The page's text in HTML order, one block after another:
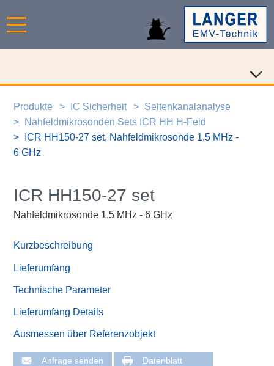
Produkte IC Sicherheit
Seitenkanalanalyse
Nahfeldmikrosonden Sets ICR HH H-Feld
ICR HH150-27 set, Nahfeldmikrosonde 1,5 MHz -
6 GHz
ICR HH150-27 set
Nahfeldmikrosonde 1,5 MHz - 6 GHz
Kurzbeschreibung
Lieferumfang
Technische Parameter
Lieferumfang Details
Ausmessen über Referenzobjekt
Anfrage senden Datenblatt